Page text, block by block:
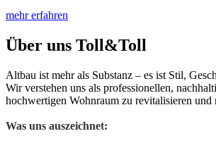
mehr erfahren
Über uns Toll&Toll
Altbau ist mehr als Substanz – es ist Stil,
Wir verstehen uns als professionellen,
hochwertigen Wohnraum zu revitalisieren und
Was uns auszeichnet: